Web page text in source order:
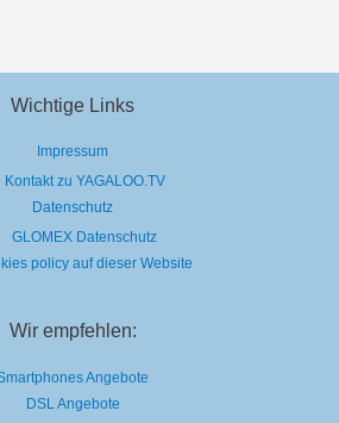
Wichtige Links
Impressum
Kontakt zu YAGALOO.TV
Datenschutz
GLOMEX Datenschutz
policy auf dieser Website
Wir empfehlen:
Angebote
DSL Angebote